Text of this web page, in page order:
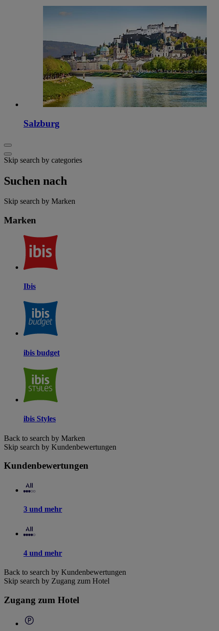
Salzburg
Skip search by categories
Suchen nach
Skip search by Marken
Marken
Ibis
ibis budget
ibis Styles
Back to search by Marken
Skip search by Kundenbewertungen
Kundenbewertungen
3 und mehr
4 und mehr
Back to search by Kundenbewertungen
Skip search by Zugang zum Hotel
Zugang zum Hotel